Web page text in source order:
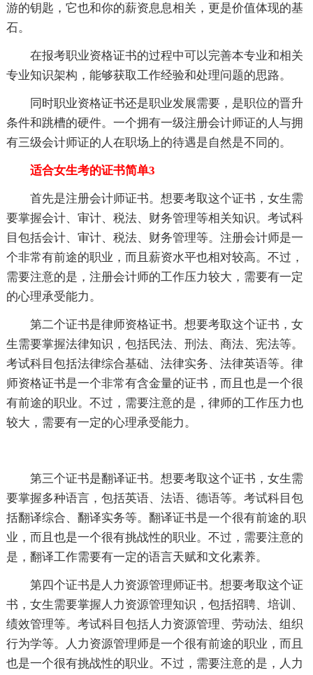
游的钥匙，它也和你的薪资息息相关，更是价值体现的基
石。
在报考职业资格证书的过程中可以完善本专业和相关
专业知识架构，能够获取工作经验和处理问题的思路。
同时职业资格证书还是职业发展需要，是职位的晋升
条件和跳槽的硬件。一个拥有一级注册会计师证的人与拥
有三级会计师证的人在职场上的待遇是自然是不同的。
适合女生考的证书简单3
首先是注册会计师证书。想要考取这个证书，女生需
要掌握会计、审计、税法、财务管理等相关知识。考试科
目包括会计、审计、税法、财务管理等。注册会计师是一
个非常有前途的职业，而且薪资水平也相对较高。不过，
需要注意的是，注册会计师的工作压力较大，需要有一定
的心理承受能力。
第二个证书是律师资格证书。想要考取这个证书，女
生需要掌握法律知识，包括民法、刑法、商法、宪法等。
考试科目包括法律综合基础、法律实务、法律英语等。律
师资格证书是一个非常有含金量的证书，而且也是一个很
有前途的职业。不过，需要注意的是，律师的工作压力也
较大，需要有一定的心理承受能力。
第三个证书是翻译证书。想要考取这个证书，女生需
要掌握多种语言，包括英语、法语、德语等。考试科目包
括翻译综合、翻译实务等。翻译证书是一个很有前途的.职
业，而且也是一个很有挑战性的职业。不过，需要注意的
是，翻译工作需要有一定的语言天赋和文化素养。
第四个证书是人力资源管理师证书。想要考取这个证
书，女生需要掌握人力资源管理知识，包括招聘、培训、
绩效管理等。考试科目包括人力资源管理、劳动法、组织
行为学等。人力资源管理师是一个很有前途的职业，而且
也是一个很有挑战性的职业。不过，需要注意的是，人力